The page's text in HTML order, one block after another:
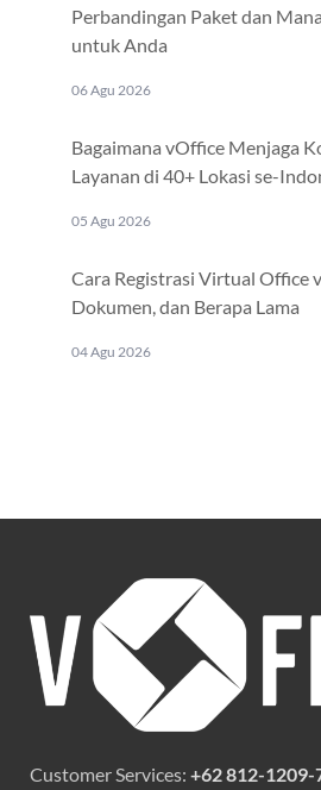
Perbandingan Paket dan
untuk Anda
06 Agu 2026
Bagaimana vOffice Menjaga
Layanan di 40+ Lokasi se-
05 Agu 2026
Cara Registrasi Virtual Office
Dokumen, dan Berapa Lama
04 Agu 2026
Customer Services: +62 812-1209-